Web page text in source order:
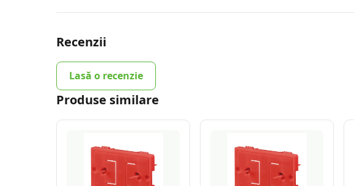
Recenzii
Lasă o recenzie
Produse similare